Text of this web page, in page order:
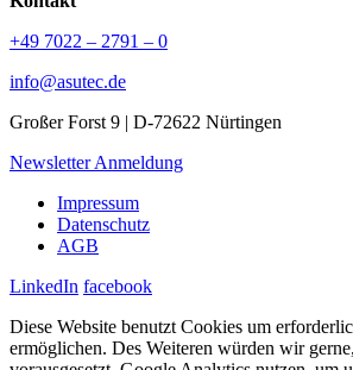
+49 7022 – 2791 – 0
info@asutec.de
Großer Forst 9 | D-72622 Nürtingen
Newsletter Anmeldung
Impressum
Datenschutz
AGB
LinkedIn facebook
Diese Website benutzt Cookies um
ermöglichen. Des Weiteren würden wir